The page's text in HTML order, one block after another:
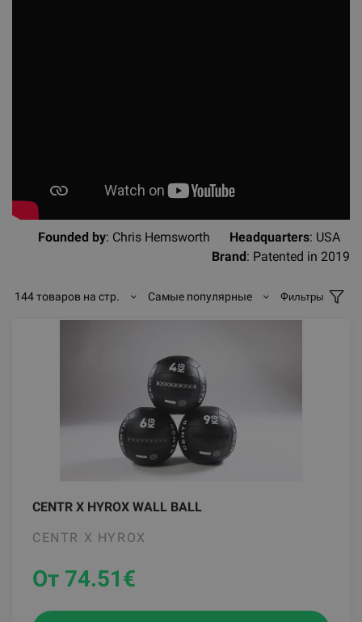
Founded by: Chris Hemsworth Headquarters: USA
Brand: Patented in 2019
144 товаров на стр. Самые популярные Фильтры
CENTR X HYROX WALL BALL
CENTR X HYROX
От 74.51€